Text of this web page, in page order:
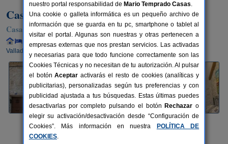
Casa Rural Sarmiento
Casa Rural en Cubillas de Santa Marta (Valladolid)
Alquiler completo y por habitaciones 7 plazas
25 km de
Valladolid
nuestro portal responsabilidad de Mario Temprado Casas.
Una cookie o galleta informática es un pequeño archivo de
información que se guarda en tu pc, smartphone o tablet al
visitar el portal. Algunas son nuestras y otras pertenecen a
empresas externas que nos prestan servicios. Las activadas
y necesarias para que todo funcione correctamente son las
Cookies Técnicas y no necesitan de tu autorización. Al pulsar
el botónAceptar activarás el resto de cookies (analíticas y
publicitarias), personalizadas según tus preferencias y con
publicidad ajustada a tus búsquedas. Estas últimas puedes
desactivarlas por completo pulsando el botón Rechazar o
elegir su activación/desactivación desde “Configuración de
Cookies”. Más información en nuestra
POLÍTICA DE
COOKIES.